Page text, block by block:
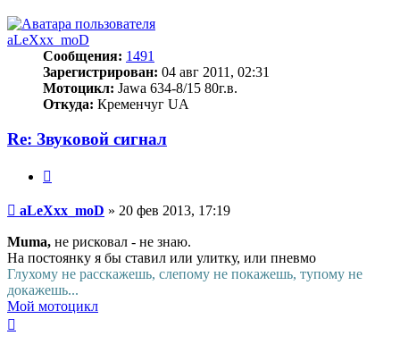
началу
aLeXxx_moD
Сообщения: 1491
Зарегистрирован: 04 авг 2011, 02:31
Мотоцикл: Jawa 634-8/15 80г.в.
Откуда: Кременчуг UA
Re: Звуковой сигнал
Сообщение
aLeXxx_moD » 20 фев 2013, 17:19
Muma, не рисковал - не знаю.
На постоянку я бы ставил или улитку, или пневмо
Глухому не расскажешь, слепому не покажешь, тупому не
докажешь...
Мой мотоцикл